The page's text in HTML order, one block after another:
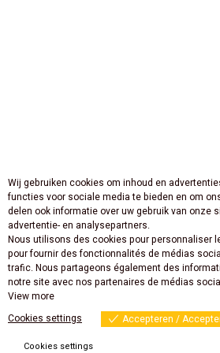
Wij gebruiken cookies om inhoud en
functies voor sociale media te bieden en om
delen ook informatie over uw gebruik van onze
advertentie- en analysepartners.
Nous utilisons des cookies pour personnaliser
pour fournir des fonctionnalités de médias
trafic. Nous partageons également des
notre site avec nos partenaires de médias
View more
Cookies settings
Accepteren /
Cookies settings